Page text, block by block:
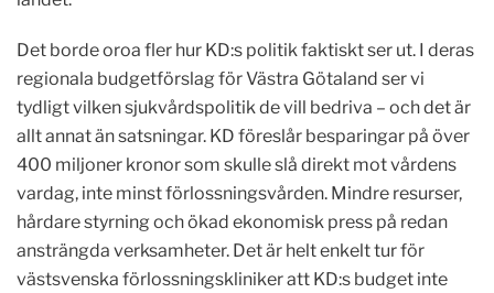
Det borde oroa fler hur KD:s politik faktiskt ser ut. I deras
regionala budgetförslag för Västra Götaland ser vi
tydligt vilken sjukvårdspolitik de vill bedriva – och det är
allt annat än satsningar. KD föreslår besparingar på över
400 miljoner kronor som skulle slå direkt mot vårdens
vardag, inte minst förlossningsvården. Mindre resurser,
hårdare styrning och ökad ekonomisk press på redan
ansträngda verksamheter. Det är helt enkelt tur för
västsvenska förlossningskliniker att KD:s budget inte